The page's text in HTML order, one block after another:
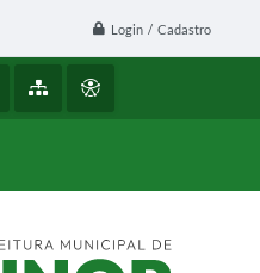
Login / Cadastro